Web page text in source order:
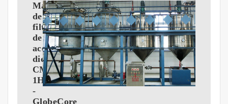
Máquina
de
filtrado
de
aceite
dieléctrico
CMM-
1Н
-
GlobeCore